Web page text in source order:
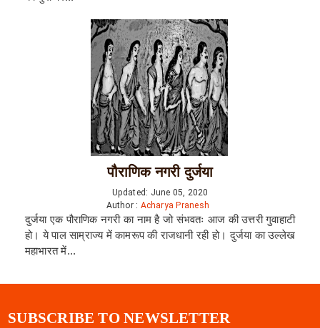
पौराणिक नगरी दुर्जया
Updated: June 05, 2020
Author : Acharya Pranesh
दुर्जया एक पौराणिक नगरी का नाम है जो संभवतः आज की उत्तरी गुवाहाटी
हो। ये पाल साम्राज्य में कामरूप की राजधानी रही हो। दुर्जया का उल्लेख
महाभारत में...
SUBSCRIBE TO NEWSLETTER